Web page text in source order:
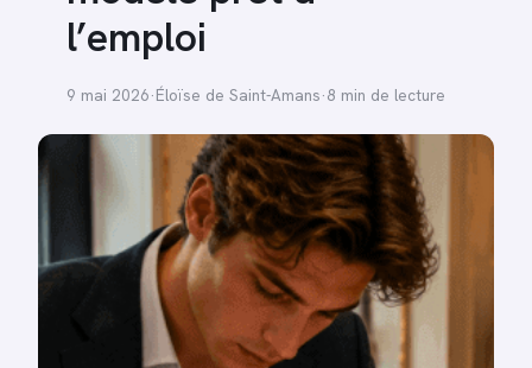
l’emploi
9 mai 2026·Éloïse de Saint-Amans·8 min de lecture